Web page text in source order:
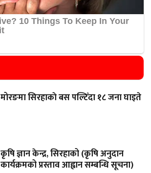
मोरङमा सिरहाकाे बस पल्टिँदा १८ जना घाइते
कृषि ज्ञान केन्द्र, सिरहाको (कृषि अनुदान
कार्यक्रमको प्रस्ताव आह्वान सम्बन्धि सूचना)